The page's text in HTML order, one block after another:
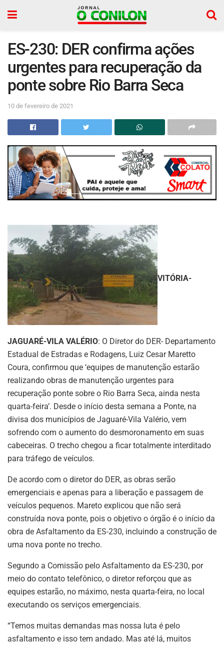
ES-230: DER confirma ações
urgentes para recuperação da
ponte sobre Rio Barra Seca
10 de fevereiro de 2021
VITÓRIA-
JAGUARÉ-VILA VALÉRIO: O Diretor do DER- Departamento
Estadual de Estradas e Rodagens, Luiz Cesar Maretto
Coura, confirmou que ‘equipes de manutenção estarão
realizando obras de manutenção urgentes para
recuperação ponte sobre o Rio Barra Seca, ainda nesta
quarta-feira’. Desde o início desta semana a Ponte, na
divisa dos municípios de Jaguaré-Vila Valério, vem
sofrendo com o aumento do desmoronamento em suas
cabeceiras. O trecho chegou a ficar totalmente interditado
para tráfego de veículos.
De acordo com o diretor do DER, as obras serão
emergenciais e apenas para a liberação e passagem de
veículos pequenos. Mareto explicou que não será
construída nova ponte, pois o objetivo o órgão é o início da
obra de Asfaltamento da ES-230, incluindo a construção de
uma nova ponte no trecho.
Segundo a Comissão pelo Asfaltamento da ES-230, por
meio do contato telefônico, o diretor reforçou que as
equipes estarão, no máximo, nesta quarta-feira, no local
executando os serviços emergenciais.
“Temos muitas demandas mas nossa luta é pelo
asfaltamento e isso tem andado. Mas até lá, muitos